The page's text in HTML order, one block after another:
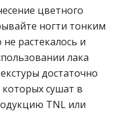
цветного
ногти тонким
растекалось и
лака
достаточно
сушат в
TNL или